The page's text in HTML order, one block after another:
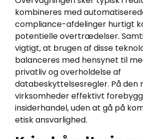
kombineres med
compliance-afdelinger hurtigt
potentielle overtrædelser.
vigtigt, at brugen af disse
balanceres med hensynet til
privatliv og overholdelse af
databeskyttelsesregler. På den
virksomheder effektivt
insiderhandel, uden at gå på
etisk ansvarlighed.